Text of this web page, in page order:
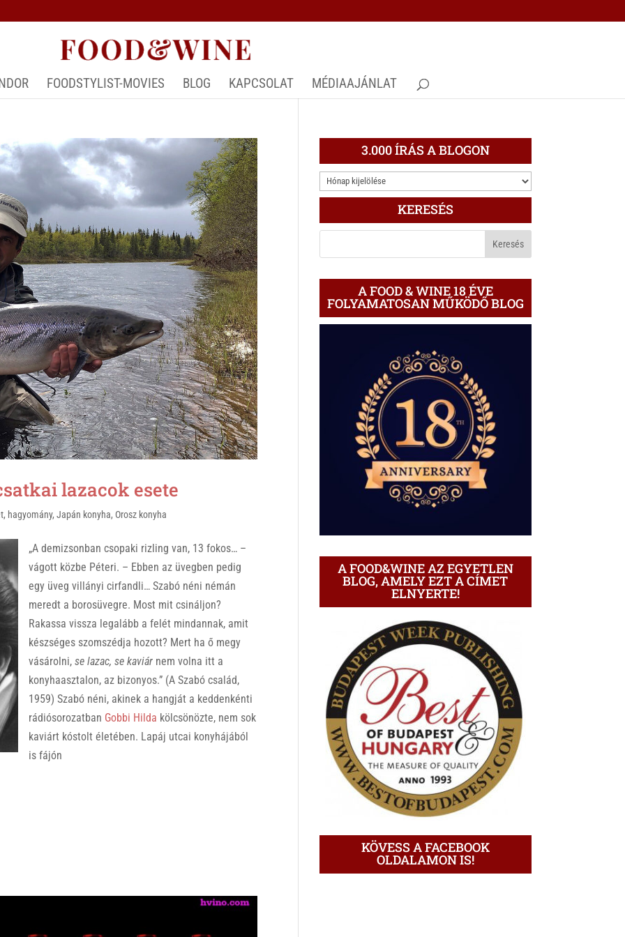
FOODSTYLIST-MOVIES BLOG KAPCSOLAT MÉDIAAJÁNLAT
lazacok esete
, hagyomány,Japán konyha, Orosz konyha
„A demizsonban csopaki rizling van, 13 fokos… –
vágott közbe Péteri. – Ebben az üvegben pedig
egy üveg villányi cirfandli… Szabó néni némán
meredt a borosüvegre. Most mit csináljon?
Rakassa vissza legalább a felét mindannak, amit
készséges szomszédja hozott? Mert ha ő megy
vásárolni,se lazac, se kaviár nem volna itt a
konyhaasztalon, az bizonyos.” (A Szabó család,
1959) Szabó néni, akinek a hangját a keddenkénti
rádiósorozatban Gobbi Hilda kölcsönözte, nem sok
kaviárt kóstolt életében. Lapáj utcai konyhájából
is fájón
3.000 ÍRÁS A BLOGON
3.000
ÍRÁS
BLOGON
KERESÉS
A FOOD & WINE 18 ÉVE
FOLYAMATOSAN MŰKÖDŐ BLOG
A FOOD&WINE AZ EGYETLEN
BLOG, AMELY EZT A CÍMET
ELNYERTE!
KÖVESS A FACEBOOK
OLDALAMON IS!